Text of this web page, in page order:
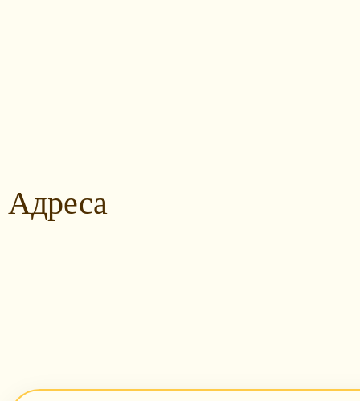
Адреса